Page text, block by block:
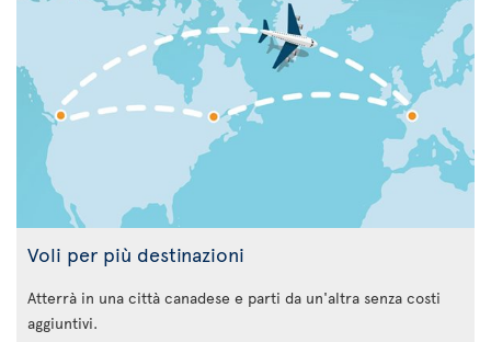
Voli per più destinazioni
Atterrà in una città canadese e parti da un'altra senza costi
aggiuntivi.